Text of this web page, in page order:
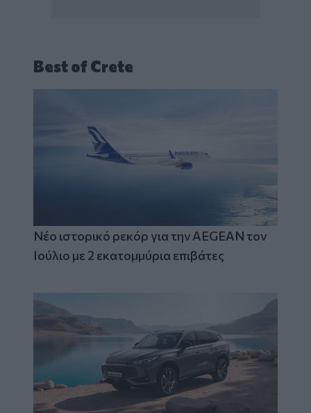
Best of Crete
Νέο ιστορικό ρεκόρ για την AEGEAN τον
Ιούλιο με 2 εκατομμύρια επιβάτες